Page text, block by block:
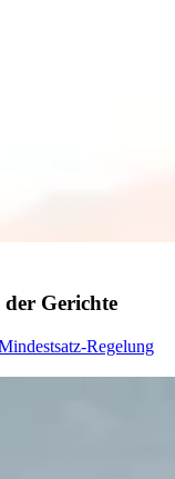
Gerichte
Regelung